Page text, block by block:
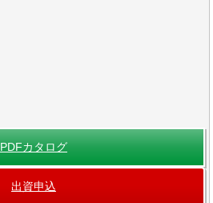
PDFカタログ
出資申込